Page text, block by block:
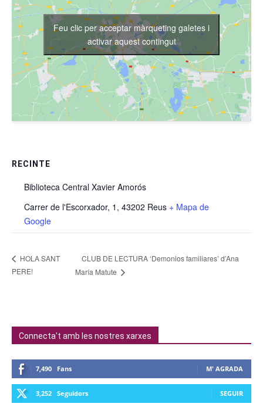
RECINTE
Biblioteca Central Xavier Amorós
Carrer de l'Escorxador, 1, 43202 Reus + Mapa de
Google
Feu clic per acceptar màrqueting galetes i
activar aquest contingut
HOLA SANT
PERE!
CLUB DE LECTURA ‘Demonios familiares’ d’Ana
María Matute
Connecta't amb les nostres xarxes
7,490 Fans M' AGRADA
3,252 Seguidors SEGUIR